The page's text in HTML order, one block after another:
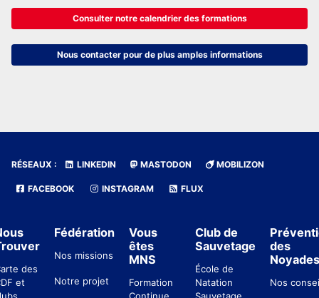
Consulter notre calendrier des formations
Nous contacter pour de plus amples informations
RÉSEAUX : LINKEDIN MASTODON MOBILIZON
FACEBOOK INSTAGRAM FLUX
des
et
Fédération
Nos missions
Notre projet
Vous
êtes
MNS
Formation
Club de
Sauvetage
École de
Natation
des
Noyades
Nos